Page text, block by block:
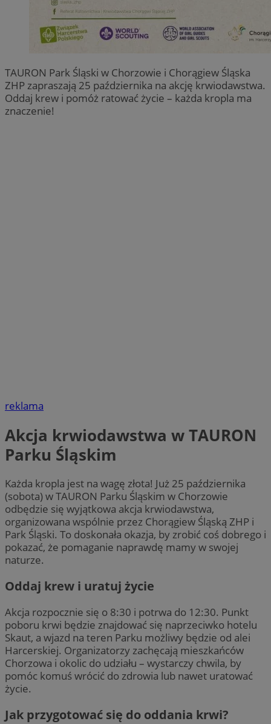
TAURON Park Śląski w Chorzowie i Chorągiew Śląska
ZHP zapraszają 25 października na akcję krwiodawstwa.
Oddaj krew i pomóż ratować życie – każda kropla ma
znaczenie!
reklama
Akcja krwiodawstwa w TAURON
Parku Śląskim
Każda kropla jest na wagę złota! Już 25 października
(sobota) w TAURON Parku Śląskim w Chorzowie
odbędzie się wyjątkowa akcja krwiodawstwa,
organizowana wspólnie przez Chorągiew Śląską ZHP i
Park Śląski. To doskonała okazja, by zrobić coś dobrego i
pokazać, że pomaganie naprawdę mamy w swojej
naturze.
Oddaj krew i uratuj życie
Akcja rozpocznie się o 8:30 i potrwa do 12:30. Punkt
poboru krwi będzie znajdować się naprzeciwko hotelu
Skaut, a wjazd na teren Parku możliwy będzie od alei
Harcerskiej. Organizatorzy zachęcają mieszkańców
Chorzowa i okolic do udziału – wystarczy chwila, by
pomóc komuś wrócić do zdrowia lub nawet uratować
życie.
Jak przygotować się do oddania krwi?